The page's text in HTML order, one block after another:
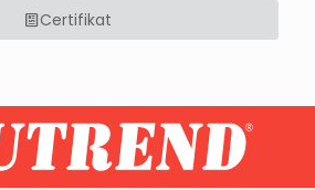
Certifikat